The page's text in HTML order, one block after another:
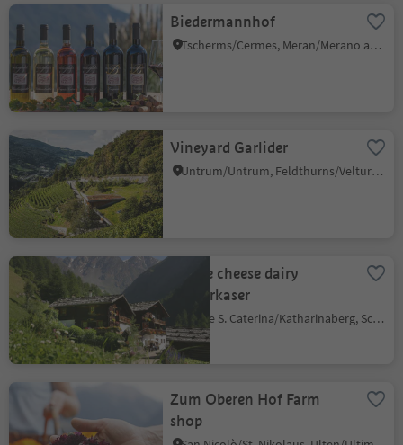
Biedermannhof
Tscherms/Cermes, Meran/Merano and environs
Vineyard Garlider
Untrum/Untrum, Feldthurns/Velturno, Brixen/Bressanone and environs
Alpine cheese dairy
Vorderkaser
Monte S. Caterina/Katharinaberg, Schnals/Senales, Vinschgau/Val Venosta
Zum Oberen Hof Farm
shop